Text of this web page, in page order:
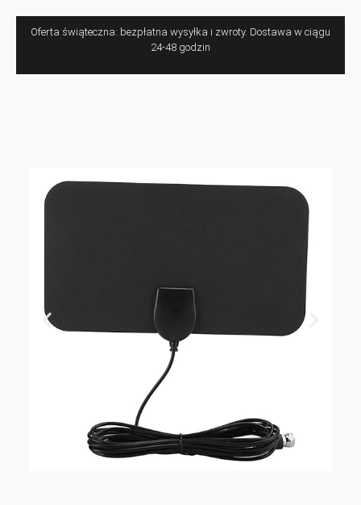
Oferta świąteczna: bezpłatna wysyłka i zwroty. Dostawa w ciągu
24-48 godzin